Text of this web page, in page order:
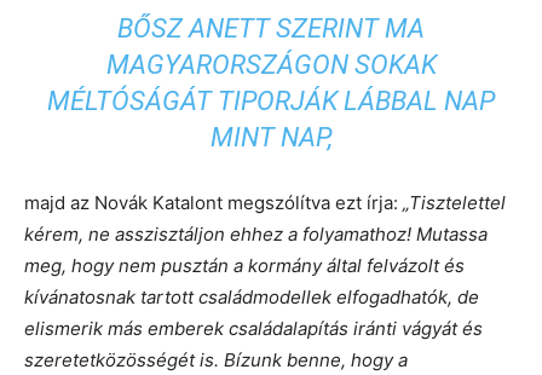
BŐSZ ANETT SZERINT MA
MAGYARORSZÁGON SOKAK
MÉLTÓSÁGÁT TIPORJÁK LÁBBAL NAP
MINT NAP,
majd az Novák Katalont megszólítva ezt írja: „Tisztelettel
kérem, ne asszisztáljon ehhez a folyamathoz! Mutassa
meg, hogy nem pusztán a kormány által felvázolt és
kívánatosnak tartott családmodellek elfogadhatók, de
elismerik más emberek családalapítás iránti vágyát és
szeretetközösségét is. Bízunk benne, hogy a